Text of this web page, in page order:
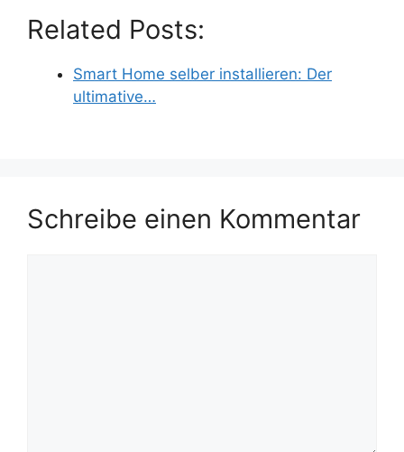
Related Posts:
Smart Home selber installieren: Der
ultimative…
Schreibe einen Kommentar